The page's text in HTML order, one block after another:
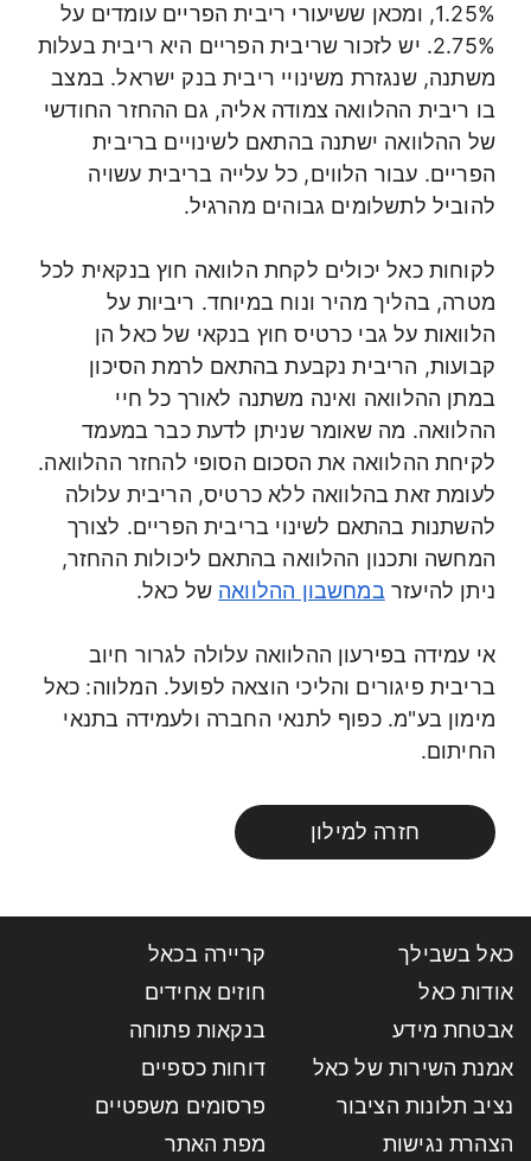
1.25%, ומכאן ששיעורי ריבית הפריים עומדים על
2.75%. יש לזכור שריבית הפריים היא ריבית בעלות
משתנה, שנגזרת משינויי ריבית בנק ישראל. במצב
בו ריבית ההלוואה צמודה אליה, גם ההחזר החודשי
של ההלוואה ישתנה בהתאם לשינויים בריבית
הפריים. עבור הלווים, כל עלייה בריבית עשויה
להוביל לתשלומים גבוהים מהרגיל.
לקוחות כאל יכולים לקחת הלוואה חוץ בנקאית לכל
מטרה, בהליך מהיר ונוח במיוחד. ריביות על
הלוואות על גבי כרטיס חוץ בנקאי של כאל הן
קבועות, הריבית נקבעת בהתאם לרמת הסיכון
במתן ההלוואה ואינה משתנה לאורך כל חיי
ההלוואה. מה שאומר שניתן לדעת כבר במעמד
לקיחת ההלוואה את הסכום הסופי להחזר ההלוואה.
לעומת זאת בהלוואה ללא כרטיס, הריבית עלולה
להשתנות בהתאם לשינוי בריבית הפריים. לצורך
המחשה ותכנון ההלוואה בהתאם ליכולות ההחזר,
ניתן להיעזרבמחשבון ההלוואה של כאל.
אי עמידה בפירעון ההלוואה עלולה לגרור חיוב
בריבית פיגורים והליכי הוצאה לפועל. המלווה: כאל
מימון בע"מ. כפוף לתנאי החברה ולעמידה בתנאי
החיתום.
חזרה למילון
כאל בשבילך
קריירה בכאל
אודות כאל
חוזים אחידים
אבטחת מידע
בנקאות פתוחה
אמנת השירות של כאל
דוחות כספיים
נציב תלונות הציבור
פרסומים משפטיים
הצהרת נגישות
מפת האתר